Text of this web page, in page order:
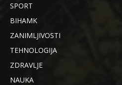
SPORT
BIHAMK
ZANIMLJIVOSTI
TEHNOLOGIJA
ZDRAVLJE
NAUKA